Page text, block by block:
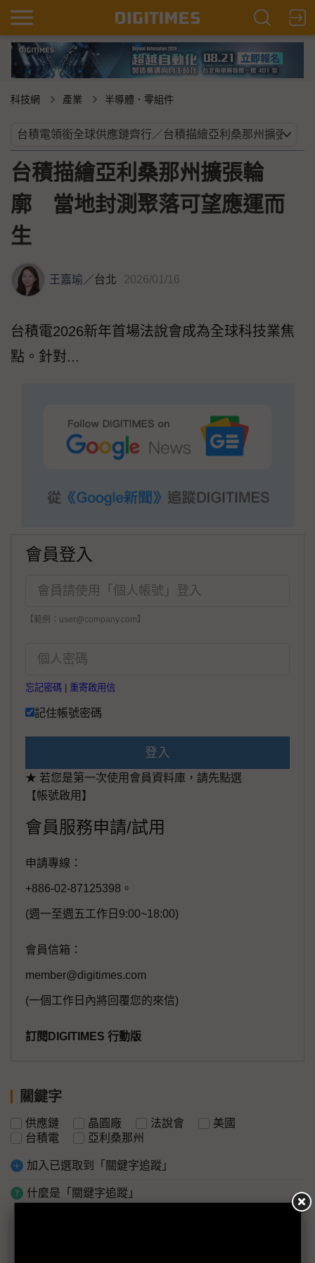
科技網 產業 半導體．零組件
台積描繪亞利桑那州擴張輪
廓 當地封測聚落可望應運而
生
王嘉瑜／台北 2026/01/16
台積電2026新年首場法說會成為全球科技業焦
點。針對...
會員登入
【範例：user@company.com】
忘記密碼 重寄啟用信
記住帳號密碼
登入
★ 若您是第一次使用會員資料庫，請先點選
【帳號啟用】
會員服務申請/試用
申請專線：
+886-02-87125398。
(週一至週五工作日9:00~18:00)
會員信箱：
member@digitimes.com
(一個工作日內將回覆您的來信)
訂閱DIGITIMES 行動版
關鍵字
供應鏈 晶圓廠 法說會
美國
台積電
亞利桑那州
加入已選取到「關鍵字追蹤」
什麼是「關鍵字追蹤」